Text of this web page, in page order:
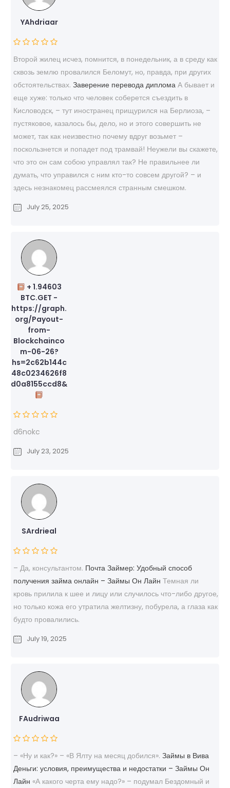
YAhdriaar
Второй жилец исчез, помнится, в понедельник, а в среду как
сквозь землю провалился Беломут, но, правда, при других
обстоятельствах.Заверение перевода диплома А бывает и
еще хуже: только что человек соберется съездить в
Кисловодск, – тут иностранец прищурился на Берлиоза, –
пустяковое, казалось бы, дело, но и этого совершить не
может, так как неизвестно почему вдруг возьмет –
поскользнется и попадет под трамвай! Неужели вы скажете,
что это он сам собою управлял так? Не правильнее ли
думать, что управился с ним кто-то совсем другой? – и
здесь незнакомец рассмеялся странным смешком.
July 25, 2025
+ 1.94603
BTC.GET -
https://graph.
org/Payout-
from-
Blockchainco
m-06-26?
hs=2c62b144c
48c0234626f8
d0a8155ccd8&
d6nokc
July 23, 2025
SArdrieal
– Да, консультантом. Почта Займер: Удобный способ
получения займа онлайн – Займы Он Лайн Темная ли
кровь прилила к шее и лицу или случилось что-либо другое,
но только кожа его утратила желтизну, побурела, а глаза как
будто провалились.
July 19, 2025
FAudriwaa
– «Ну и как?» – «В Ялту на месяц добился».Займы в Вива
Деньги: условия, преимущества и недостатки – Займы Он
Лайн «А какого черта ему надо?» – подумал Бездомный и